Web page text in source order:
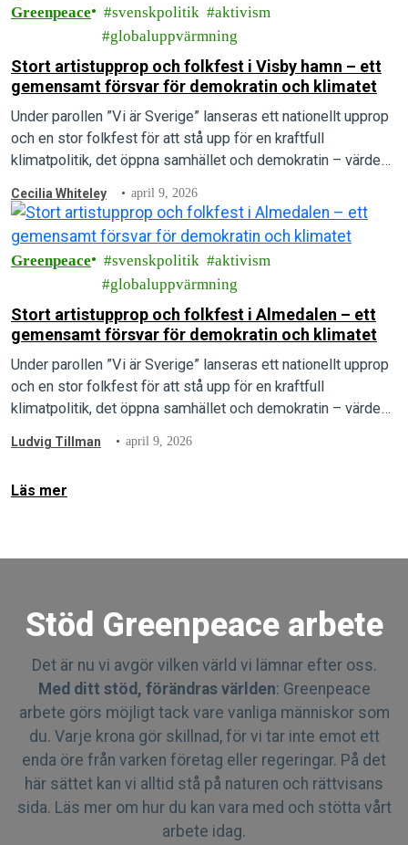
Greenpeace svenskpolitik
aktivism
globaluppvärmning
Stort artistupprop och folkfest i Visby hamn – ett
gemensamt försvar för demokratin och klimatet
Under parollen ”Vi är Sverige” lanseras ett nationellt upprop
och en stor folkfest för att stå upp för en kraftfull
klimatpolitik, det öppna samhället och demokratin – värden
Cecilia Whiteley april 9, 2026
Greenpeace svenskpolitik
aktivism
globaluppvärmning
Stort artistupprop och folkfest i Almedalen – ett
gemensamt försvar för demokratin och klimatet
Under parollen ”Vi är Sverige” lanseras ett nationellt upprop
och en stor folkfest för att stå upp för en kraftfull
klimatpolitik, det öppna samhället och demokratin – värden
Ludvig Tillman april 9, 2026
Läs mer
Stöd Greenpeace arbete
Det är nu vi avgör vilken värld vi lämnar efter oss.
Med ditt stöd, förändras världen: Greenpeace
arbete görs möjligt tack vare vanliga människor som
du. Varje krona gör skillnad, för vi tar inte emot ett
enda öre från varken företag eller regeringar. På det
här sättet kan vi alltid stå på naturen och rättvisans
sida. Läs mer om hur du kan vara med och stötta vårt
arbete idag.